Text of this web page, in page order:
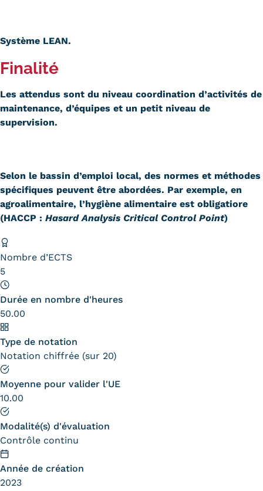
suites de parcours
Modalités d'enseignement
Alternance
Enseignement à distance
l'Expérience (VAE)
supérieures (VES)
professionnels et personnels
Handi'Cnam
Témoignages
Système LEAN.
Finalité
Les attendus sont du niveau coordination d’activités de
maintenance, d’équipes et un petit niveau de
supervision.
Selon le bassin d’emploi local, des normes et méthodes
spécifiques peuvent être abordées. Par exemple, en
agroalimentaire, l’hygiène alimentaire est obligatiore
(HACCP : Hasard Analysis Critical Control Point)
Nombre d’ECTS
5
Durée en nombre d'heures
50.00
Type de notation
Notation chiffrée (sur 20)
Moyenne pour valider l'UE
10.00
Modalité(s) d'évaluation
Contrôle continu
Année de création
2023